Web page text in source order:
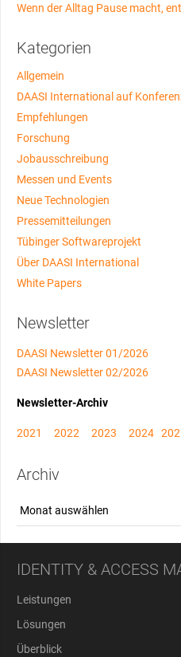
Wenn der Alltag Pause macht,
Kategorien
Allgemein
DAASI International auf
Empfehlungen
Forschung
Jobausschreibung
Messen und Events
Neue Technologien
Pressemitteilungen
Tübinger Softwareprojekt
Über DAASI International
White Papers
Newsletter
DAASI Newsletter 01/2026
DAASI Newsletter 02/2026
Newsletter-Archiv
2021 2022 2023 2024
Archiv
Archiv
IDENTITY & ACCESS
Leistungen
Lösungen
Überblick